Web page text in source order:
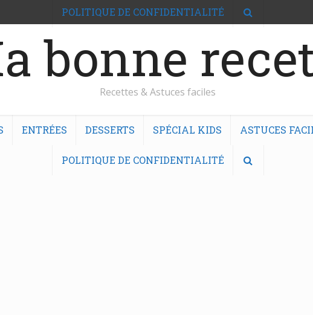
bonne
Recettes & Astuces faciles
ENTRÉES DESSERTS SPÉCIAL KIDS ASTUCES
POLITIQUE DE CONFIDENTIALITÉ
POLITIQUE DE CONFIDENTIALITÉ